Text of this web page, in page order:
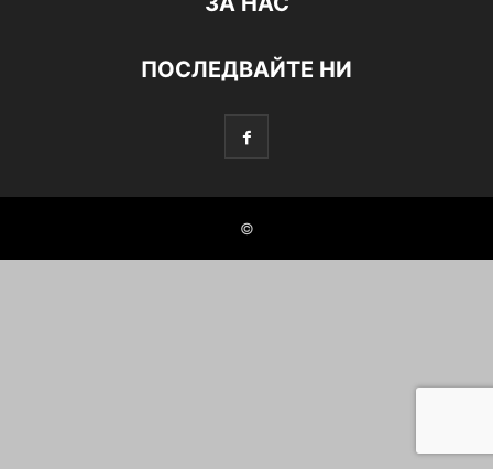
ПОСЛЕДВАЙТЕ НИ
©